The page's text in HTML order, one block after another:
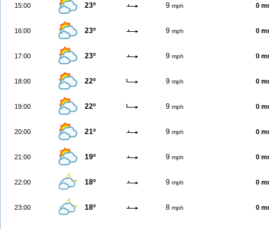
15:00 23º 9 mph 0
16:00 23º 9 mph 0
17:00 23º 9 mph 0
18:00 22º 9 mph 0
19:00 22º 9 mph 0
20:00 21º 9 mph 0
21:00 19º 9 mph 0
22:00 18º 9 mph 0
23:00 18º 8 mph 0